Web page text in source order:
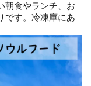
朝食やランチ、お
です。冷凍庫にあ